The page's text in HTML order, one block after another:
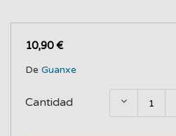
10,90 €
De Guanxe
Cantidad